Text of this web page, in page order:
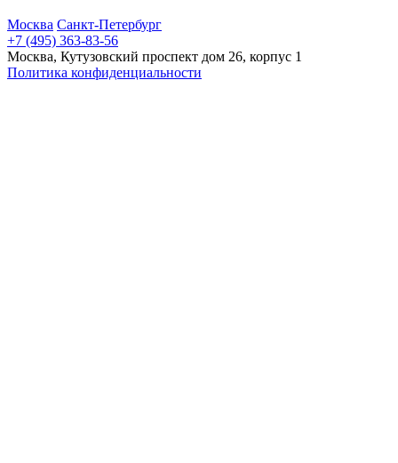
Москва Санкт-Петербург
+7 (495) 363-83-56
Москва, Кутузовский проспект дом 26, корпус 1
Политика конфиденциальности